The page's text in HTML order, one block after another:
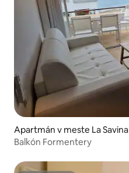
Apartmán v meste La Savina
Balkón Formentery